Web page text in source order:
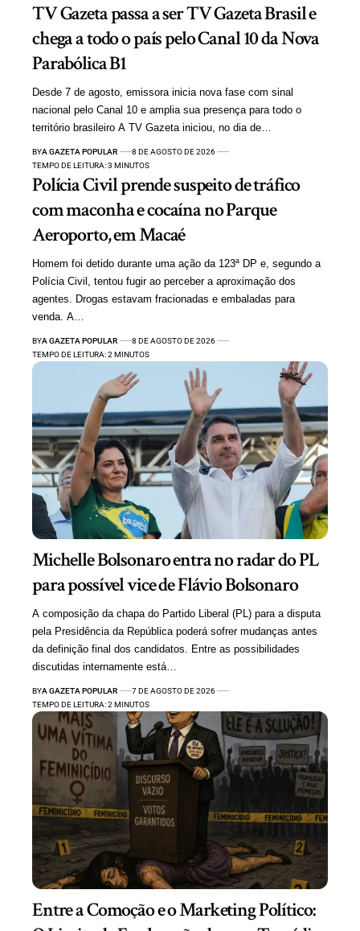
TV Gazeta passa a ser TV Gazeta Brasil e
chega a todo o país pelo Canal 10 da Nova
Parabólica B1
Desde 7 de agosto, emissora inicia nova fase com sinal
nacional pelo Canal 10 e amplia sua presença para todo o
território brasileiro A TV Gazeta iniciou, no dia de…
BYA GAZETA POPULAR
8 DE AGOSTO DE 2026
TEMPO DE LEITURA: 3 MINUTOS
Polícia Civil prende suspeito de tráfico
com maconha e cocaína no Parque
Aeroporto, em Macaé
Homem foi detido durante uma ação da 123ª DP e, segundo a
Polícia Civil, tentou fugir ao perceber a aproximação dos
agentes. Drogas estavam fracionadas e embaladas para
venda. A…
BYA GAZETA POPULAR
8 DE AGOSTO DE 2026
TEMPO DE LEITURA: 2 MINUTOS
Michelle Bolsonaro entra no radar do PL
para possível vice de Flávio Bolsonaro
A composição da chapa do Partido Liberal (PL) para a disputa
pela Presidência da República poderá sofrer mudanças antes
da definição final dos candidatos. Entre as possibilidades
discutidas internamente está…
BYA GAZETA POPULAR
7 DE AGOSTO DE 2026
TEMPO DE LEITURA: 2 MINUTOS
Entre a Comoção e o Marketing Político: